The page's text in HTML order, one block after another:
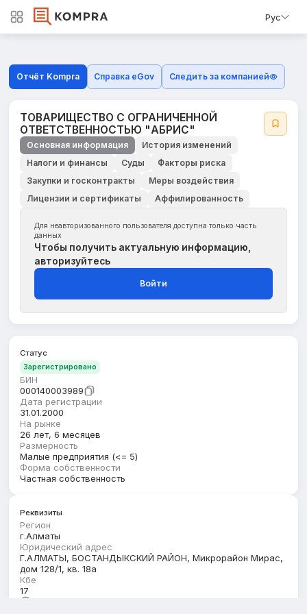
Рус
Отчёт Kompra Справка eGov Следить за компанией
ТОВАРИЩЕСТВО С ОГРАНИЧЕННОЙ
ОТВЕТСТВЕННОСТЬЮ "АБРИС"
Основная информация
История изменений
Налоги и финансы
Суды
Факторы риска
Закупки и госконтракты
Меры воздействия
Лицензии и сертификаты
Аффилированность
Для неавторизованного пользователя доступна только часть
данных
Чтобы получить актуальную информацию,
авторизуйтесь
Войти
Статус
Зарегистрировано
БИН
000140003989
Дата регистрации
31.01.2000
На рынке
26 лет, 6 месяцев
Размерность
Малые предприятия (<= 5)
Форма собственности
Частная собственность
Реквизиты
Регион
г.Алматы
Юридический адрес
Г.АЛМАТЫ, БОСТАНДЫКСКИЙ РАЙОН, Микрорайон Мирас,
дом 128/1, кв. 18а
Кбе
17